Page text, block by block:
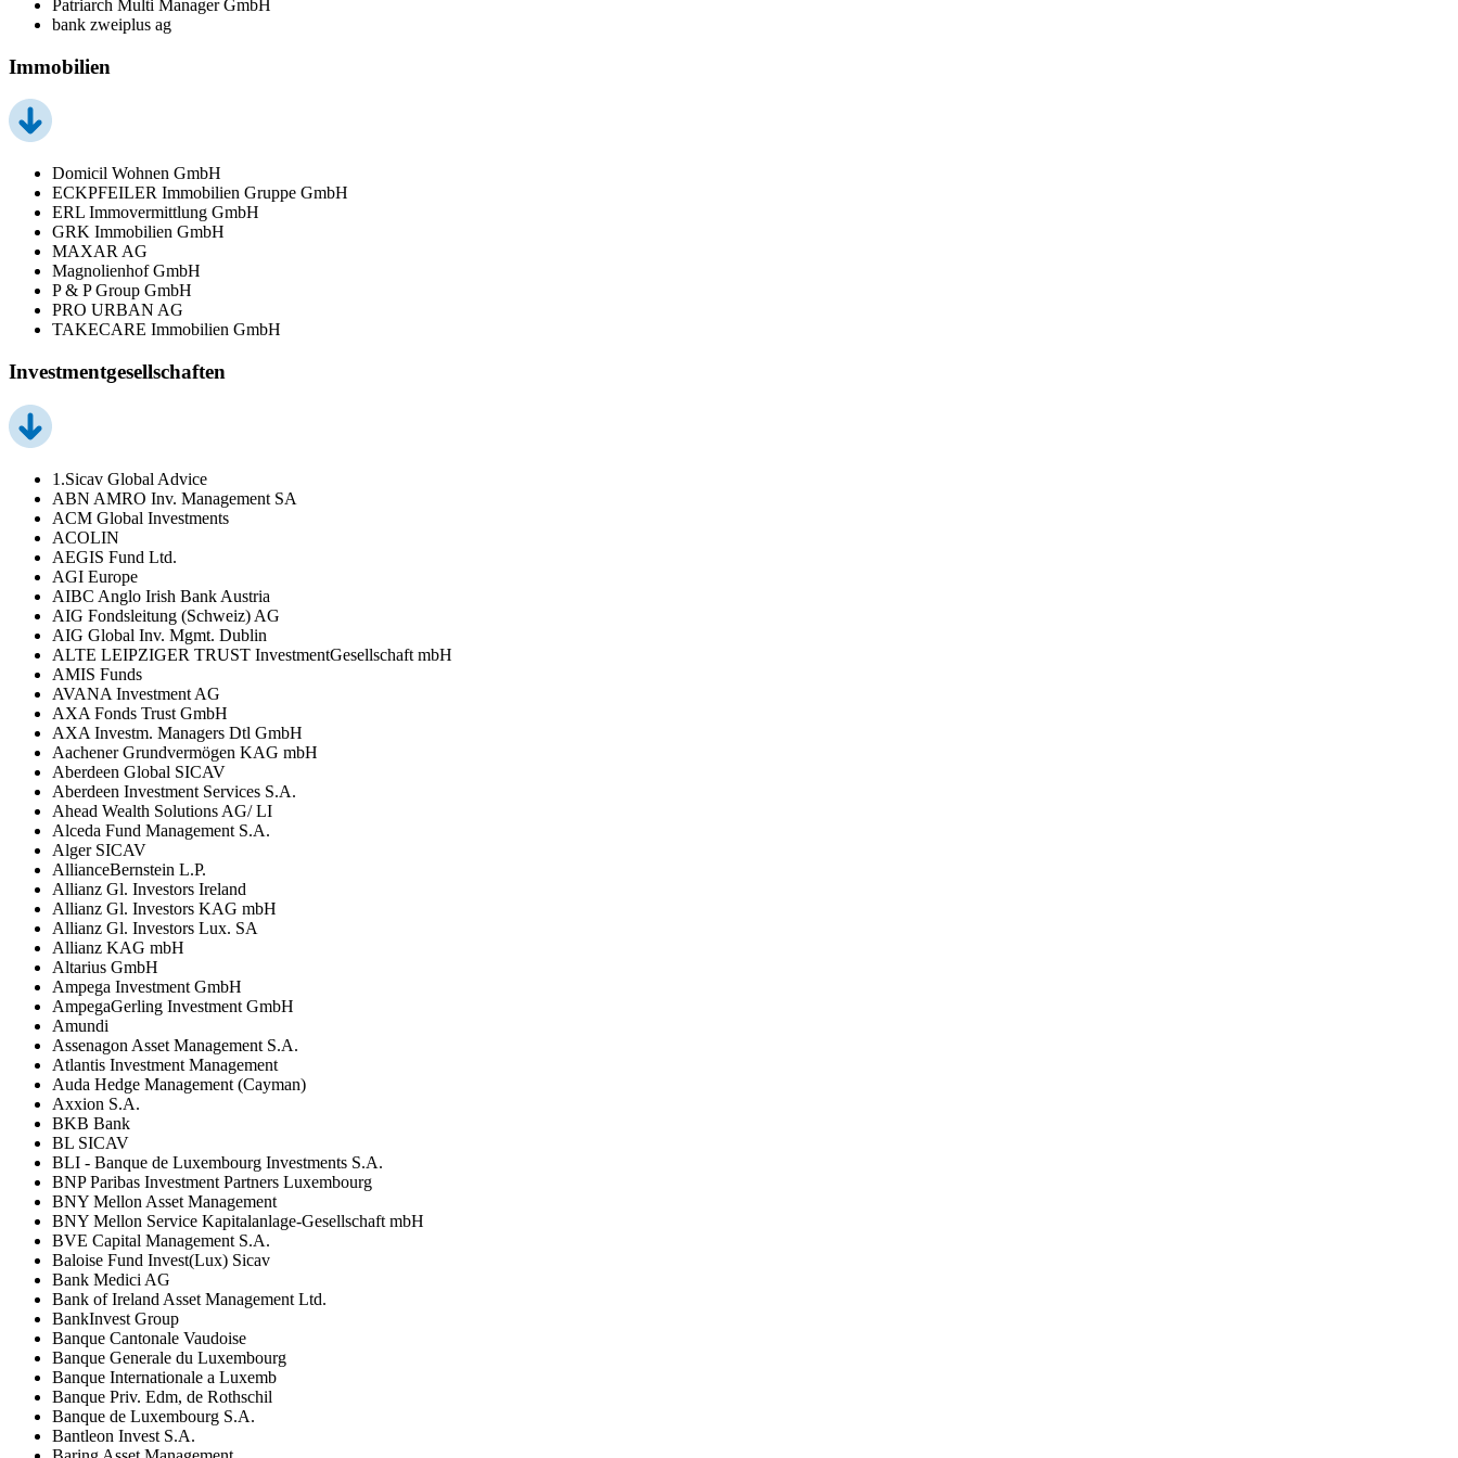
Patriarch Multi Manager GmbH
bank zweiplus ag
Immobilien
Domicil Wohnen GmbH
ECKPFEILER Immobilien Gruppe GmbH
ERL Immovermittlung GmbH
GRK Immobilien GmbH
MAXAR AG
Magnolienhof GmbH
P & P Group GmbH
PRO URBAN AG
TAKECARE Immobilien GmbH
Investmentgesellschaften
1.Sicav Global Advice
ABN AMRO Inv. Management SA
ACM Global Investments
ACOLIN
AEGIS Fund Ltd.
AGI Europe
AIBC Anglo Irish Bank Austria
AIG Fondsleitung (Schweiz) AG
AIG Global Inv. Mgmt. Dublin
ALTE LEIPZIGER TRUST InvestmentGesellschaft mbH
AMIS Funds
AVANA Investment AG
AXA Fonds Trust GmbH
AXA Investm. Managers Dtl GmbH
Aachener Grundvermögen KAG mbH
Aberdeen Global SICAV
Aberdeen Investment Services S.A.
Ahead Wealth Solutions AG/ LI
Alceda Fund Management S.A.
Alger SICAV
AllianceBernstein L.P.
Allianz Gl. Investors Ireland
Allianz Gl. Investors KAG mbH
Allianz Gl. Investors Lux. SA
Allianz KAG mbH
Altarius GmbH
Ampega Investment GmbH
AmpegaGerling Investment GmbH
Amundi
Assenagon Asset Management S.A.
Atlantis Investment Management
Auda Hedge Management (Cayman)
Axxion S.A.
BKB Bank
BL SICAV
BLI - Banque de Luxembourg Investments S.A.
BNP Paribas Investment Partners Luxembourg
BNY Mellon Asset Management
BNY Mellon Service Kapitalanlage-Gesellschaft mbH
BVE Capital Management S.A.
Baloise Fund Invest(Lux) Sicav
Bank Medici AG
Bank of Ireland Asset Management Ltd.
BankInvest Group
Banque Cantonale Vaudoise
Banque Generale du Luxembourg
Banque Internationale a Luxemb
Banque Priv. Edm, de Rothschil
Banque de Luxembourg S.A.
Bantleon Invest S.A.